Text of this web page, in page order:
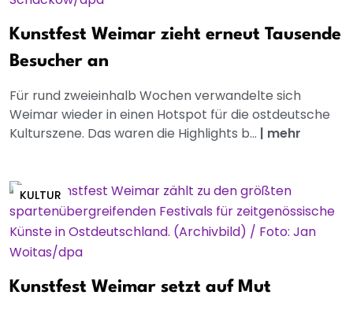
Kunstfest Weimar zieht erneut Tausende
Besucher an
Für rund zweieinhalb Wochen verwandelte sich
Weimar wieder in einen Hotspot für die ostdeutsche
Kulturszene. Das waren die Highlights b... | mehr
KULTUR
Kunstfest Weimar setzt auf Mut